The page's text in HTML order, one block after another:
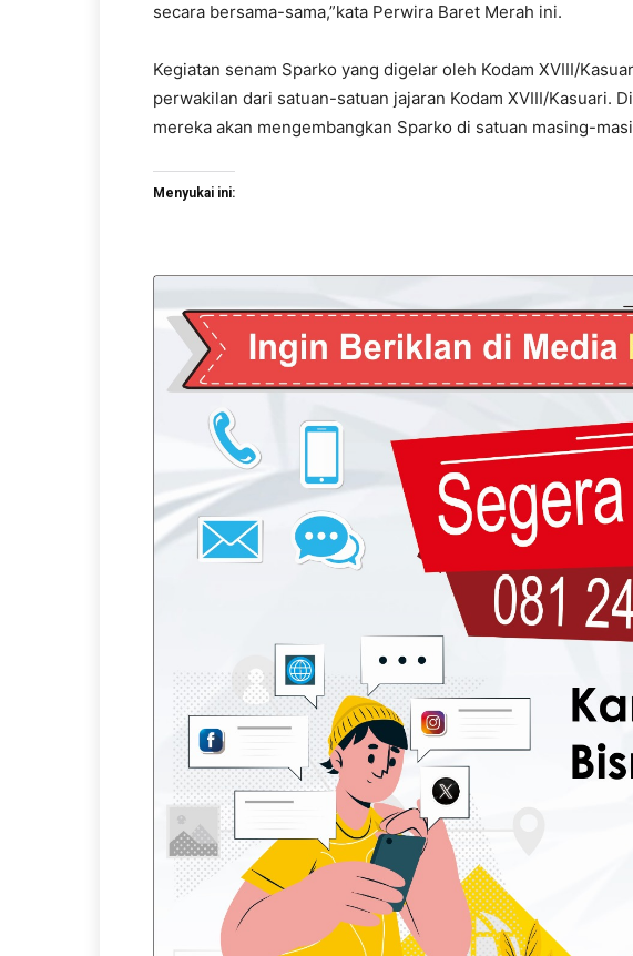
secara bersama-sama,”kata Perwira Baret Merah ini.
Kegiatan senam Sparko yang digelar oleh Kodam XVIII/
perwakilan dari satuan-satuan jajaran Kodam XVIII/Kasuari.
mereka akan mengembangkan Sparko di satuan masing-
Menyukai ini: